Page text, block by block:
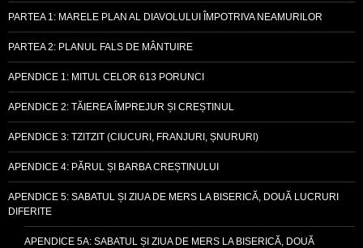
PARTEA 1: MARELE PLAN AL DIAVOLULUI ÎMPOTRIVA NEAMURILOR
PARTEA 2: PLANUL FALS DE MÂNTUIRE
APENDICE 1: MITUL CELOR 613 PORUNCI
APENDICE 2: TĂIEREA ÎMPREJUR ȘI CREȘTINUL
APENDICE 3: TZITZIT (CIUCURI, FRANJURI, ȘNURURI)
APENDICE 4: PĂRUL ȘI BARBA CREȘTINULUI
APENDICE 5: SABATUL ȘI ZIUA DE MERS LA BISERICĂ, DOUĂ LUCRURI
DIFERITE
APENDICE 5A: SABATUL ȘI ZIUA DE MERS LA BISERICĂ, DOUĂ